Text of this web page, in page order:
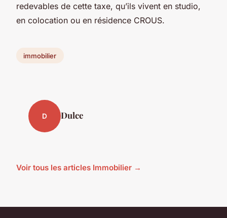
redevables de cette taxe, qu’ils vivent en studio,
en colocation ou en résidence CROUS.
immobilier
D Dulce
Voir tous les articles Immobilier →